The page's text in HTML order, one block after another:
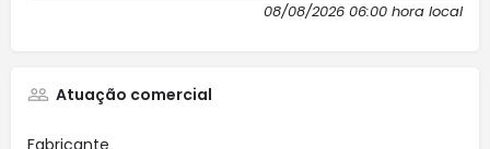
08/08/2026 06:00 hora local
Atuação comercial